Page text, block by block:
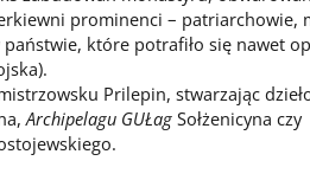
prominenci – patriarchowie,
które potrafiło się nawet
Prilepin, stwarzając
Archipelagu GUŁag Sołżenicyna czy